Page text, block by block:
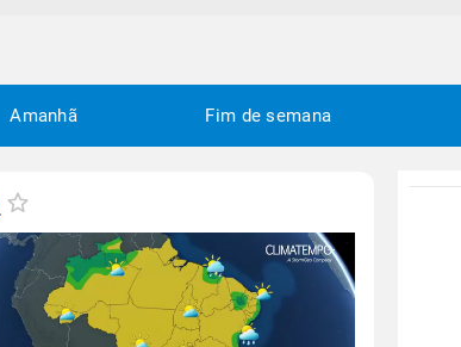
Amanhã Fim de semana